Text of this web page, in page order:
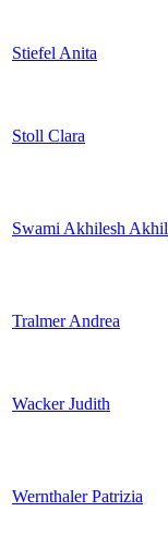
Stiefel Anita
Stoll Clara
Swami Akhilesh Akhil
Tralmer Andrea
Wacker Judith
Wernthaler Patrizia